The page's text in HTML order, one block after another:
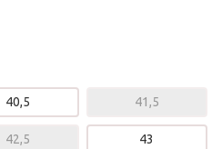
40,5 41,5
42,5 43